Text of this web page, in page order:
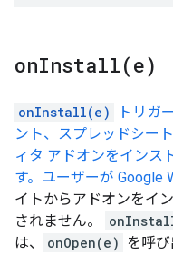
onInstall(e)
onInstall(e)
トリガ
ント、スプレッドシー
ィタ アドオンをインス
す。 ユーザーが Google
イトからアドオンをイ
されません。
は、
onOpen(e) を呼